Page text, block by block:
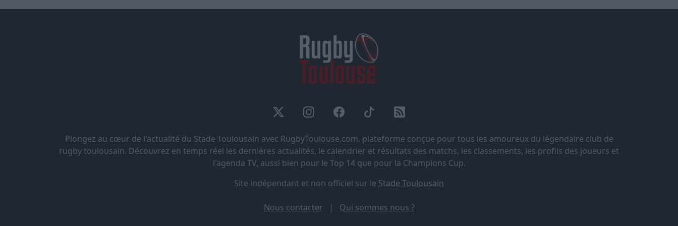
Plongez au cœur de l'actualité du Stade Toulousain avec RugbyToulouse.com, plateforme conçue pour tous les amoureux du légendaire club de
rugby toulousain. Découvrez en temps réel les dernières actualités, le calendrier et résultats des matchs, les classements, les profils des joueurs et
l'agenda TV, aussi bien pour le Top 14 que pour la Champions Cup.
Site indépendant et non officiel sur le Stade Toulousain
Nous contacter | Qui sommes nous ?